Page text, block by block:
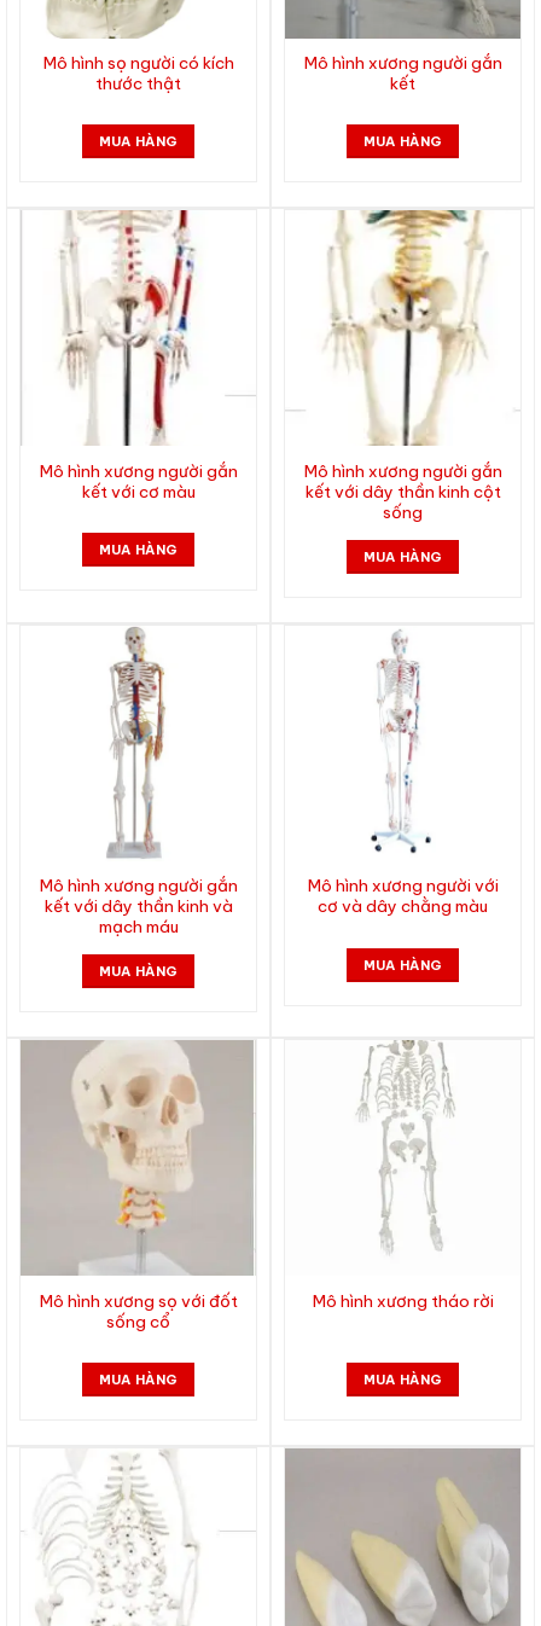
Mô hình sọ người có kích
thước thật
MUA HÀNG
Mô hình xương người gắn
kết
MUA HÀNG
Mô hình xương người gắn
kết với cơ màu
MUA HÀNG
Mô hình xương người gắn
kết với dây thần kinh cột
sống
MUA HÀNG
Mô hình xương người gắn
kết với dây thần kinh và
mạch máu
MUA HÀNG
Mô hình xương người với
cơ và dây chằng màu
MUA HÀNG
Mô hình xương sọ với đốt
sống cổ
MUA HÀNG
Mô hình xương tháo rời
MUA HÀNG